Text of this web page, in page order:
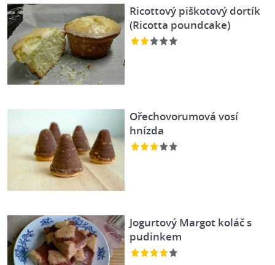
Ricottový piškotový dortík
(Ricotta poundcake)
Ořechovorumová vosí
hnízda
Jogurtový Margot koláč s
pudinkem